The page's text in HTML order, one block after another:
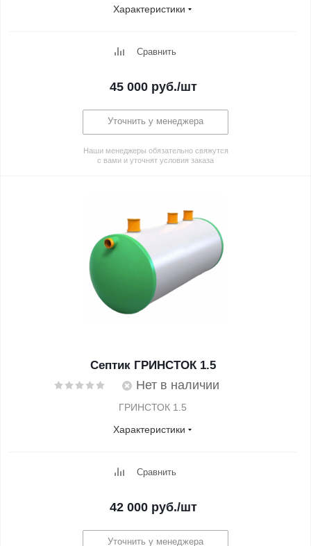
Характеристики
Сравнить
45 000руб./шт
Уточнить у менеджера
Наши менеджеры обязательно свяжутся
с вами и уточнят условия заказа
Септик ГРИНСТОК 1.5
Нет в наличии
ГРИНСТОК 1.5
Характеристики
Сравнить
42 000руб./шт
Уточнить у менеджера